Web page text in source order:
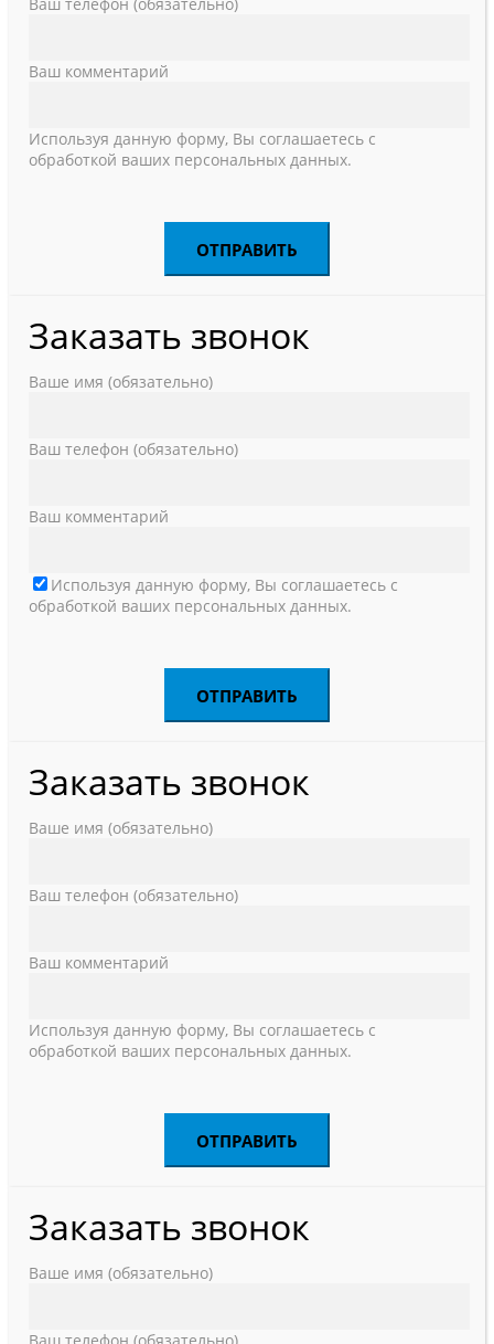
Ваш комментарий
Используя данную форму, Вы соглашаетесь с
обработкой ваших персональных данных.
Заказать звонок
Ваше имя (обязательно)
Ваш телефон (обязательно)
Ваш комментарий
Используя данную форму, Вы соглашаетесь с
обработкой ваших персональных данных.
Заказать звонок
Ваше имя (обязательно)
Ваш телефон (обязательно)
Ваш комментарий
Используя данную форму, Вы соглашаетесь с
обработкой ваших персональных данных.
Заказать звонок
Ваше имя (обязательно)